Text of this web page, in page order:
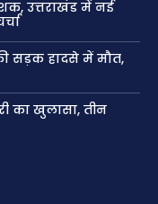
उत्तराखंड में नई
सड़क हादसे में मौत,
का खुलासा, तीन